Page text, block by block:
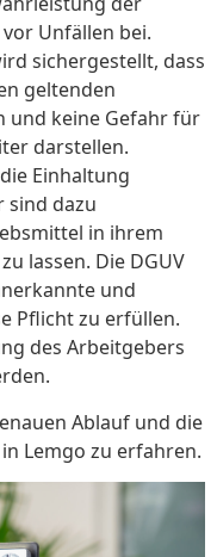
Unfällen bei.
sichergestellt, dass
geltenden
und keine Gefahr für
darstellen.
Einhaltung
sind dazu
in ihrem
lassen. Die DGUV
und
Pflicht zu erfüllen.
des Arbeitgebers
Ablauf und die
Lemgo zu erfahren.